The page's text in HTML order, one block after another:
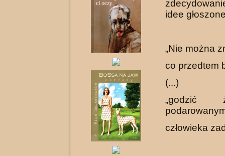
idee
„Nie można
co przedtem
(...)
„godzić
człowieka